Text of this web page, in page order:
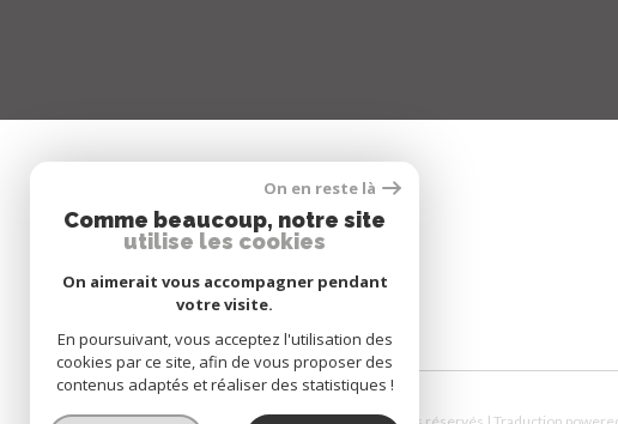
SE CONNECTER
ESPACE PROPRIÉTAIRE
On en reste là
Comme beaucoup, notre site
utilise les cookies
On aimerait vous accompagner pendant
votre visite.
En poursuivant, vous acceptez l'utilisation des
cookies par ce site, afin de vous proposer des
contenus adaptés et réaliser des statistiques !